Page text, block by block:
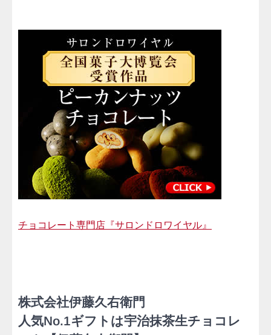
チョコレート専門店『サロンドロワイヤル』
株式会社伊藤久右衛門
人気No.1ギフトは宇治抹茶生チョコレ